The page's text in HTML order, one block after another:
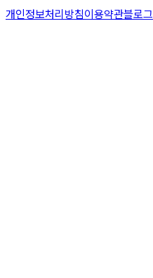
개인정보처리방침이용약관블로그